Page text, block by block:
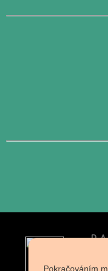
R
Pokračováním